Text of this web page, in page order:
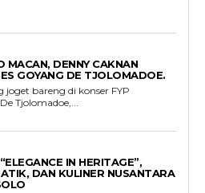
MACAN, DENNY CAKNAN
GOYANG DE TJOLOMADOE.
joget bareng di konser FYP
Tjolomadoe,...
IN HERITAGE”,
DAN KULINER NUSANTARA